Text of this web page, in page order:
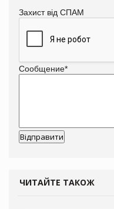
Захист від СПАМ
Сообщение*
ЧИТАЙТЕ ТАКОЖ